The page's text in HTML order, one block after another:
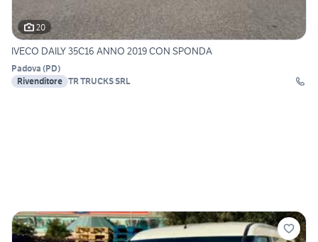
20
IVECO DAILY 35C16 ANNO 2019 CON SPONDA
Padova (PD)
Rivenditore TR TRUCKS SRL